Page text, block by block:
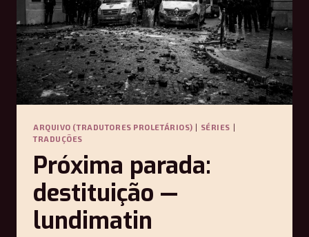
ARQUIVO (TRADUTORES PROLETÁRIOS) | SÉRIES |
TRADUÇÕES
Próxima parada:
destituição —
lundimatin